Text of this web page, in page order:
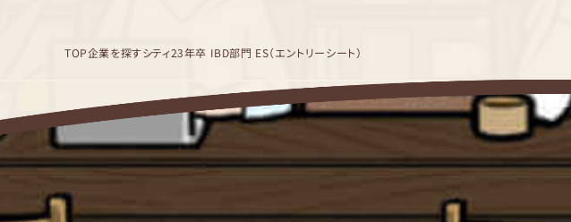
TOP企業を探すシティ23年卒 IBD部門 ES（エントリーシート）